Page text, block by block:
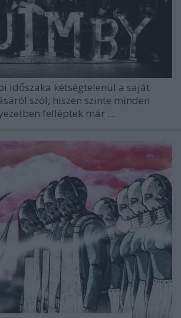
időszaka kétségtelenül a saját
szól, hiszen szinte minden
felléptek már ...